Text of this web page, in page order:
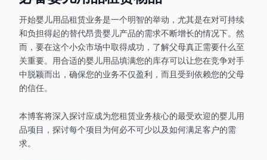
开始婴儿用品租赁业务是一个明智的举动，尤其是在对可持续
和负担得起的替代昂贵婴儿产品的需求不断增长的情况下。然
而，要在这个小众市场中取得成功，了解父母真正需要什么至
关重要。用合适的婴儿用品填满您的库存可以让您在竞争对手
中脱颖而出，确保您的业务不仅盈利，而且受到依赖您的父母
的信任。
本博客将深入探讨应成为您租赁业务核心的最受欢迎的婴儿用
品项目，探讨每个项目为何必不可少以及如何满足客户的需
求。